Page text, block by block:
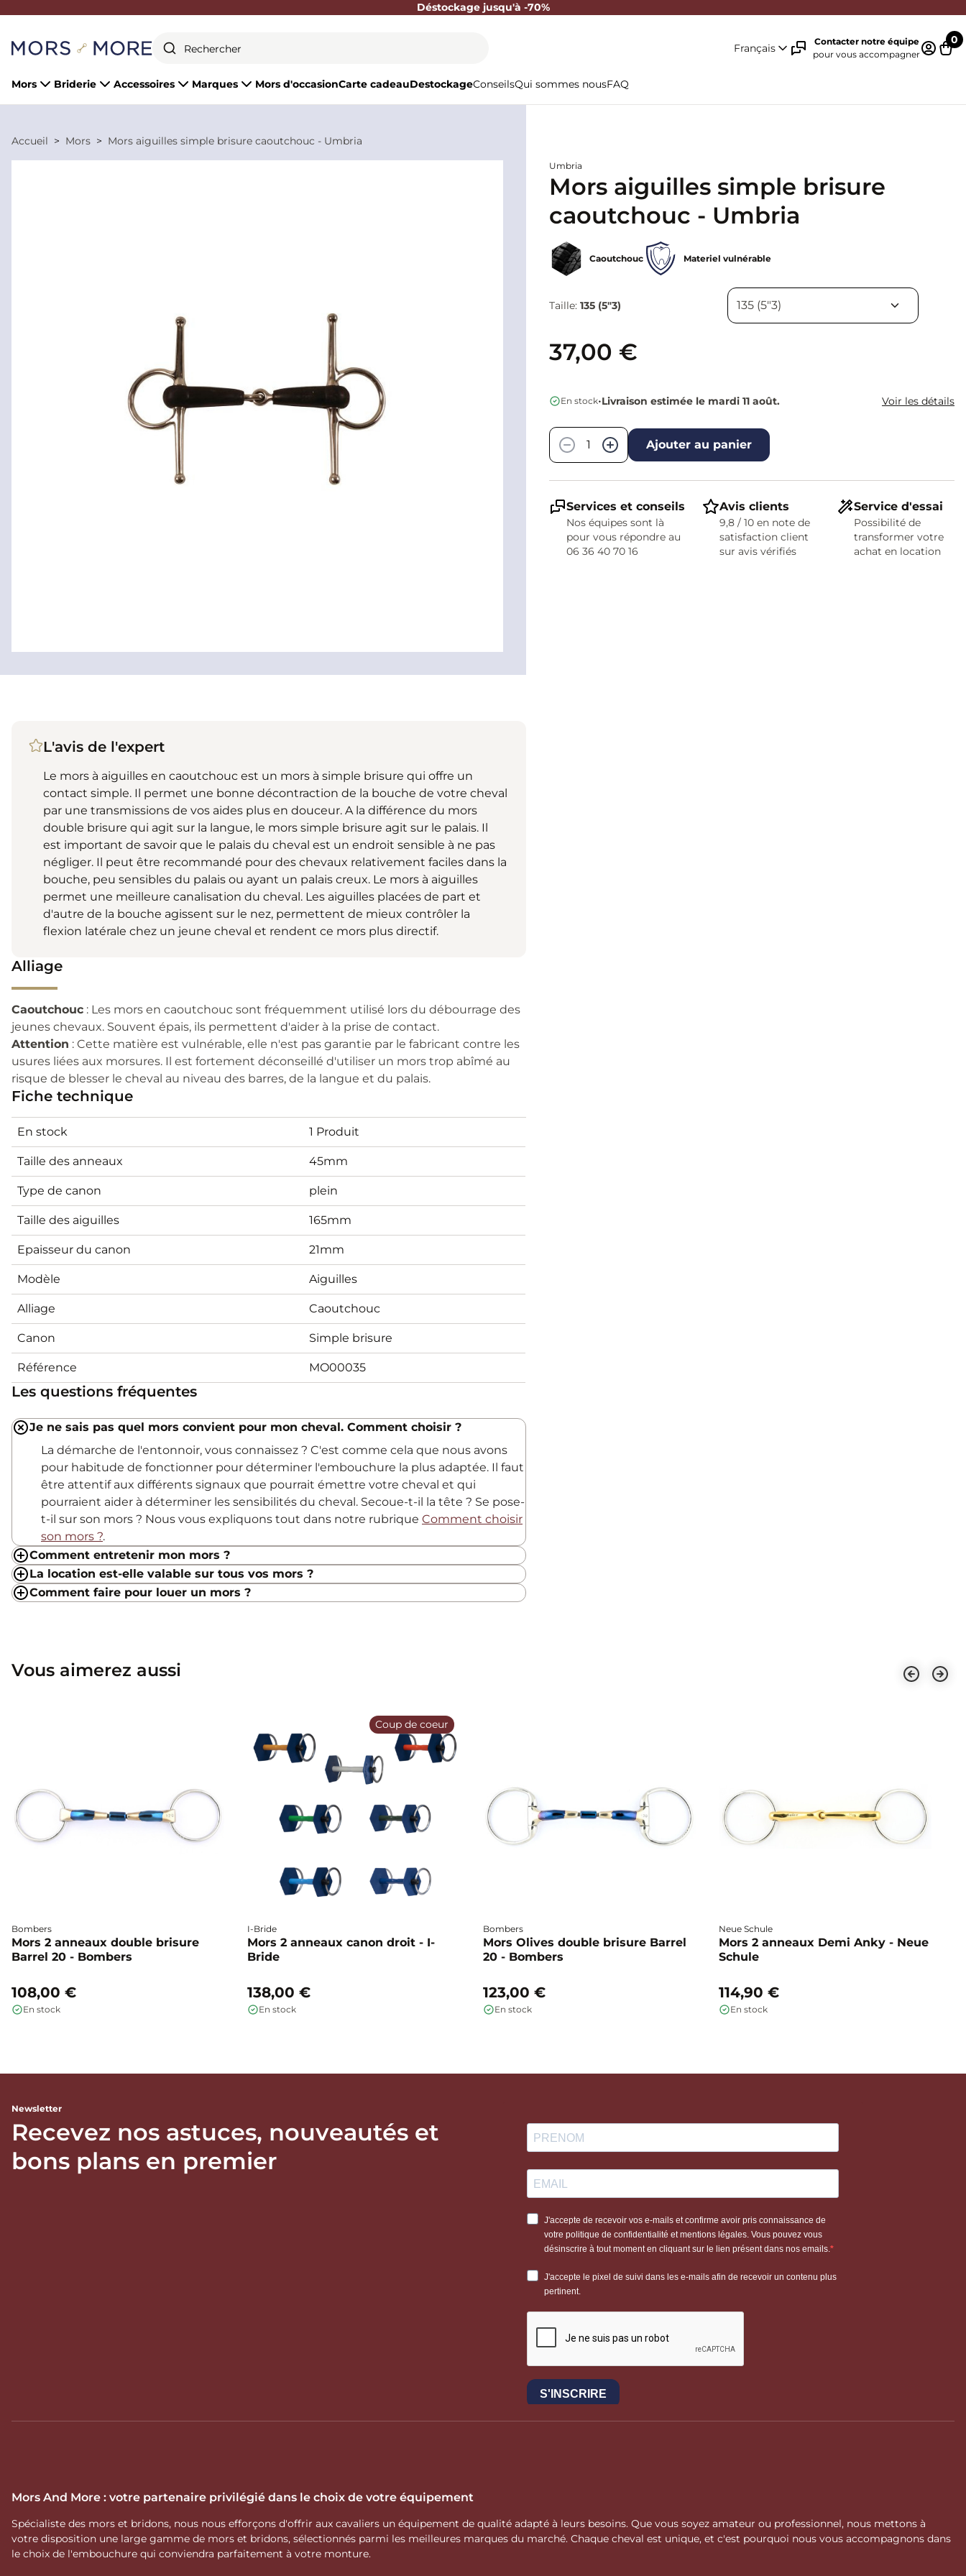
Déstockage jusqu'à -70%
Français
Contacter notre équipe
pour vous accompagner
0
Mors Briderie Accessoires Marques Mors d'occasionCarte cadeauDestockageConseilsQui sommes nousFAQ
Accueil Mors Mors aiguilles simple brisure caoutchouc - Umbria
Umbria
Mors aiguilles simple brisure
caoutchouc - Umbria
Caoutchouc Materiel vulnérable
Taille: 135 (5"3)
37,00 €
En stock•Livraison estimée le mardi 11 août. Voir les détails
−
+ Ajouter au panier
Services et conseils
Nos équipes sont là
pour vous répondre au
06 36 40 70 16
Avis clients
9,8 / 10 en note de
satisfaction client
sur avis vérifiés
Service d'essai
Possibilité de
transformer votre
achat en location
L'avis de l'expert
Le mors à aiguilles en caoutchouc est un mors à simple brisure qui offre un
contact simple. Il permet une bonne décontraction de la bouche de votre cheval
par une transmissions de vos aides plus en douceur. A la différence du mors
double brisure qui agit sur la langue, le mors simple brisure agit sur le palais. Il
est important de savoir que le palais du cheval est un endroit sensible à ne pas
négliger. Il peut être recommandé pour des chevaux relativement faciles dans la
bouche, peu sensibles du palais ou ayant un palais creux. Le mors à aiguilles
permet une meilleure canalisation du cheval. Les aiguilles placées de part et
d'autre de la bouche agissent sur le nez, permettent de mieux contrôler la
flexion latérale chez un jeune cheval et rendent ce mors plus directif.
Alliage
Caoutchouc : Les mors en caoutchouc sont fréquemment utilisé lors du débourrage des
jeunes chevaux. Souvent épais, ils permettent d'aider à la prise de contact.
Attention : Cette matière est vulnérable, elle n'est pas garantie par le fabricant contre les
usures liées aux morsures. Il est fortement déconseillé d'utiliser un mors trop abîmé au
risque de blesser le cheval au niveau des barres, de la langue et du palais.
Fiche technique
En stock 1 Produit
Taille des anneaux 45mm
Type de canon plein
Taille des aiguilles 165mm
Epaisseur du canon 21mm
Modèle Aiguilles
Alliage Caoutchouc
Canon Simple brisure
Référence MO00035
Les questions fréquentes
Je ne sais pas quel mors convient pour mon cheval. Comment choisir ?
La démarche de l'entonnoir, vous connaissez ? C'est comme cela que nous avons
pour habitude de fonctionner pour déterminer l'embouchure la plus adaptée. Il faut
être attentif aux différents signaux que pourrait émettre votre cheval et qui
pourraient aider à déterminer les sensibilités du cheval. Secoue-t-il la tête ? Se pose-
t-il sur son mors ? Nous vous expliquons tout dans notre rubrique Comment choisir
son mors ?.
Comment entretenir mon mors ?
La location est-elle valable sur tous vos mors ?
Comment faire pour louer un mors ?
Vous aimerez aussi
Bombers
Mors 2 anneaux double brisure
Barrel 20 - Bombers
108,00 €
En stock
I-Bride
Mors 2 anneaux canon droit - I-
Bride
138,00 €
En stock
Coup de coeur
Bombers
Mors Olives double brisure Barrel
20 - Bombers
123,00 €
En stock
Neue Schule
Mors 2 anneaux Demi Anky - Neue
Schule
114,90 €
En stock
Newsletter
Recevez nos astuces, nouveautés et
bons plans en premier
Mors And More : votre partenaire privilégié dans le choix de votre équipement
Spécialiste des mors et bridons, nous nous efforçons d'offrir aux cavaliers un équipement de qualité adapté à leurs besoins. Que vous soyez amateur ou professionnel, nous mettons à
votre disposition une large gamme de mors et bridons, sélectionnés parmi les meilleures marques du marché. Chaque cheval est unique, et c'est pourquoi nous vous accompagnons dans
le choix de l'embouchure qui conviendra parfaitement à votre monture.